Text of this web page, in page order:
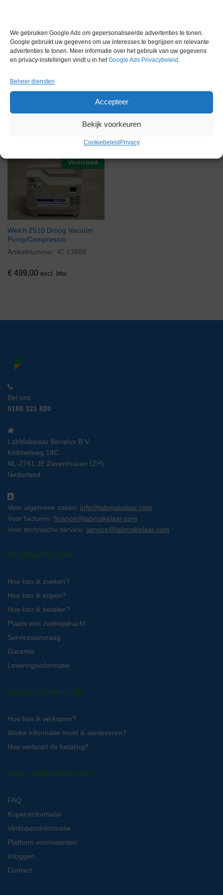
We gebruiken Google Ads om gepersonaliseerde advertenties te tonen.
Google gebruikt uw gegevens om uw interesses te begrijpen en relevante
advertenties te tonen. Meer informatie over het gebruik van uw gegevens
en privacy-instellingen vindt u in hetGoogle Ads Privacybeleid .
Beheer diensten
Accepteer
Bekijk voorkeuren
Cookiebeleid Privacy
Merk KNF
Gerelateerde producten
Voorraad
Welch 2510 Droog Vacuüm
Pomp/Compressor
Artikelnummer: IC 13688
€ 499,00 excl. btw
Bel ons
0180 321 820
LabMakelaar Benelux B.V.
Knibbelweg 18C
NL-2761 JE Zevenhuizen (ZH)
Nederland
Voor algemene zaken: info@labmakelaar.com
Voor facturen: finance@labmakelaar.com
Voor technische service: service@labmakelaar.com
Kopersinformatie
Hoe kan ik zoeken?
Hoe kan ik kopen?
Hoe kan ik betalen?
Plaats een zoekopdracht
Serviceaanvraag
Garantie
Leveringsinformatie
Verkopersinformatie
Hoe kan ik verkopen?
Welke informatie moet ik aanleveren?
Hoe verloopt de betaling?
Over LabMakelaar.com
FAQ
Kopersinformatie
Verkopersinformatie
Platform voorwaarden
Inloggen
Contact